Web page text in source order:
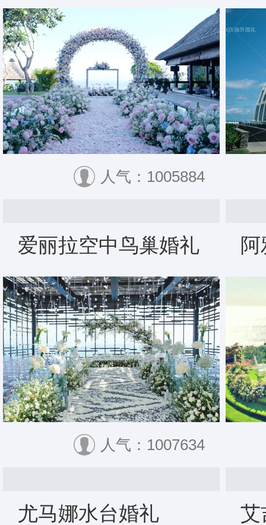
人气：1005884
爱丽拉空中鸟巢婚礼
人气：1007634
尤马娜水台婚礼 艾